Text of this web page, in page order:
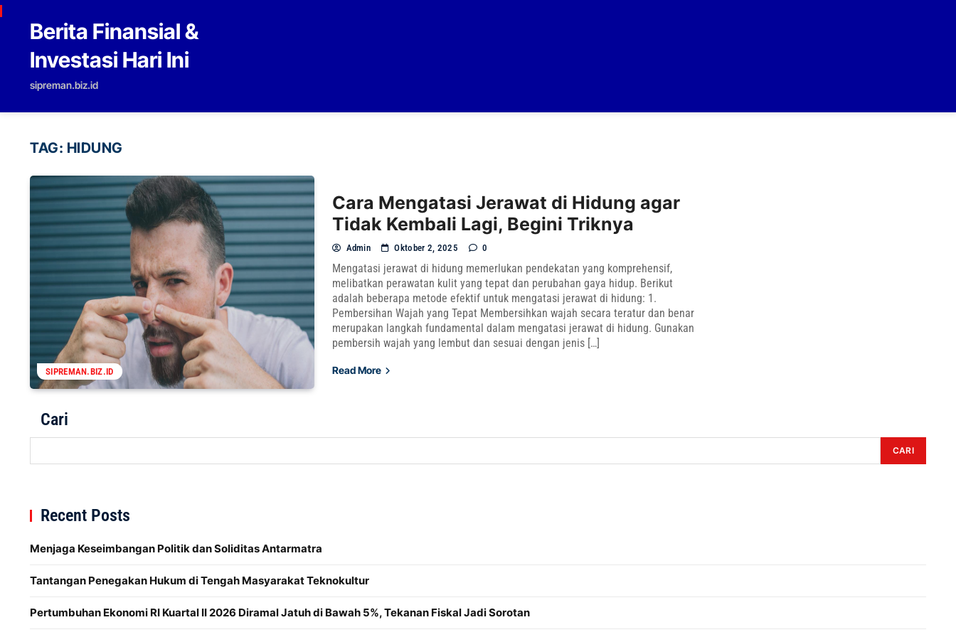
Skip to content
Berita Finansial &
Investasi Hari Ini
sipreman.biz.id
TAG: HIDUNG
SIPREMAN.BIZ.ID
Cara Mengatasi Jerawat di Hidung agar
Tidak Kembali Lagi, Begini Triknya
Admin Oktober 2, 2025 0
Mengatasi jerawat di hidung memerlukan pendekatan yang komprehensif,
melibatkan perawatan kulit yang tepat dan perubahan gaya hidup. Berikut
adalah beberapa metode efektif untuk mengatasi jerawat di hidung: 1.
Pembersihan Wajah yang Tepat Membersihkan wajah secara teratur dan benar
merupakan langkah fundamental dalam mengatasi jerawat di hidung. Gunakan
pembersih wajah yang lembut dan sesuai dengan jenis […]
Read More
Cari
CARI
Recent Posts
Menjaga Keseimbangan Politik dan Soliditas Antarmatra
Tantangan Penegakan Hukum di Tengah Masyarakat Teknokultur
Pertumbuhan Ekonomi RI Kuartal II 2026 Diramal Jatuh di Bawah 5%, Tekanan Fiskal Jadi Sorotan